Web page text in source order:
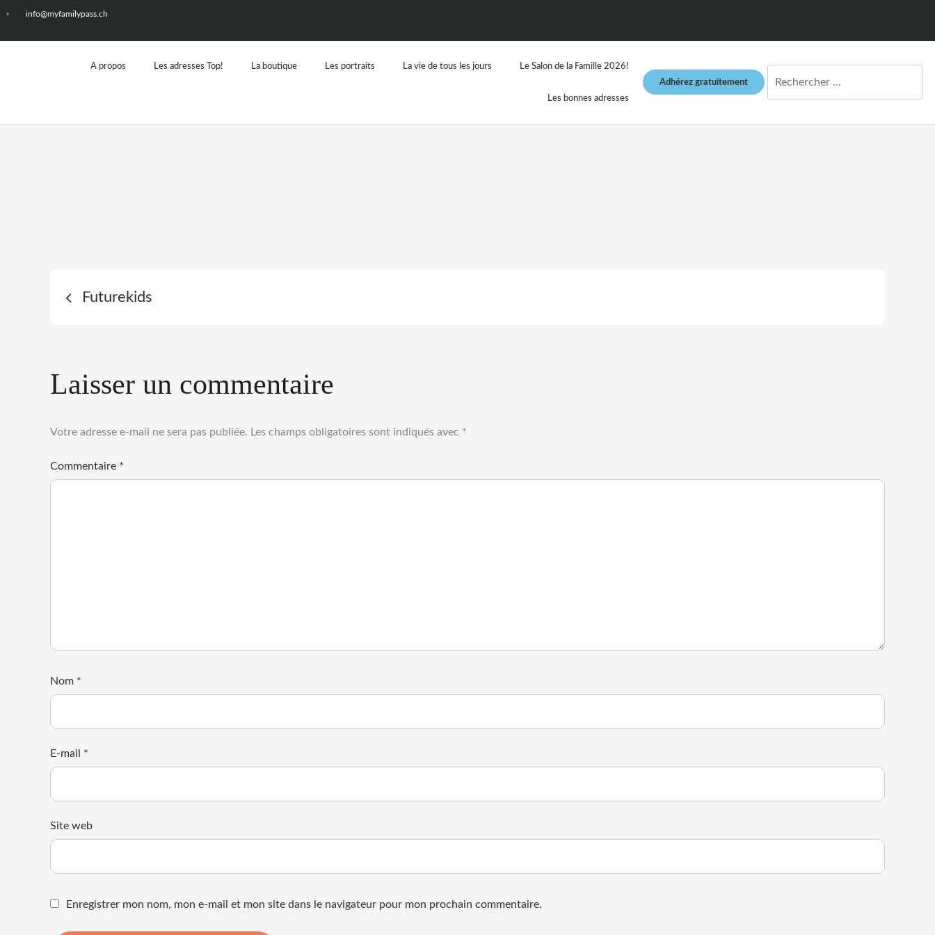
info@myfamilypass.ch
A propos Les adresses Top! La boutique Les portraits La vie de tous les jours Le Salon de la Famille 2026!
Les bonnes adresses
Adhérez gratuitement
Futurekids
Laisser un commentaire
Votre adresse e-mail ne sera pas publiée. Les champs obligatoires sont indiqués avec *
Commentaire *
Nom *
E-mail *
Site web
Enregistrer mon nom, mon e-mail et mon site dans le navigateur pour mon prochain commentaire.